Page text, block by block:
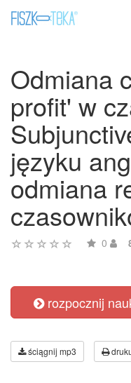
Odmiana
profit' w
języku
odmiana
0
rozpocznij
ściągnij mp3